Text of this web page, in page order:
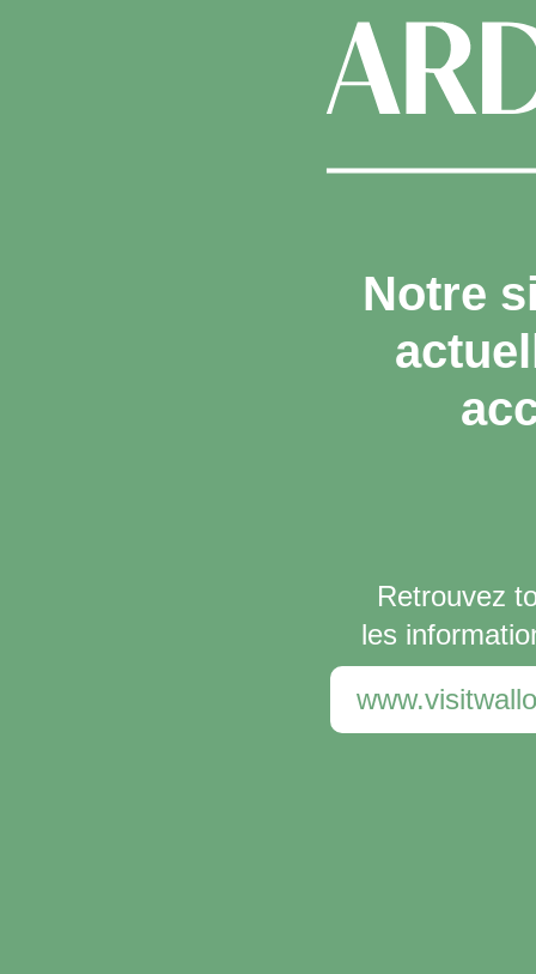
Notre
Retrouvez
les